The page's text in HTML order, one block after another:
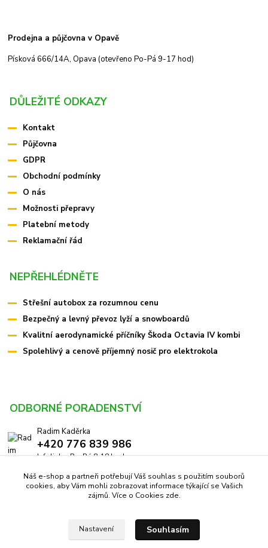
Prodejna a půjčovna v Opavě
Písková 666/14A, Opava (otevřeno Po-Pá 9-17 hod)
DŮLEŽITÉ ODKAZY
Kontakt
Půjčovna
GDPR
Obchodní podmínky
O nás
Možnosti přepravy
Platební metody
Reklamační řád
NEPŘEHLÉDNĚTE
Střešní autobox za rozumnou cenu
Bezpečný a levný převoz lyží a snowboardů
Kvalitní aerodynamické příčníky Škoda Octavia IV kombi
Spolehlivý a cenově příjemný nosič pro elektrokola
ODBORNÉ PORADENSTVÍ
Radim Kaděrka
+420 776 839 986
Infolinka: Po-Pá 8-18 hod.
info@pricniky.cz
Náš e-shop a partneři potřebují Váš souhlas s použitím souborů
cookies, aby Vám mohli zobrazovat informace týkající se Vašich
zájmů. Více o Cookies zde.
Nastavení Souhlasím